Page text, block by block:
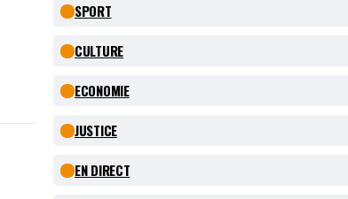
SPORT
CULTURE
ECONOMIE
JUSTICE
EN DIRECT